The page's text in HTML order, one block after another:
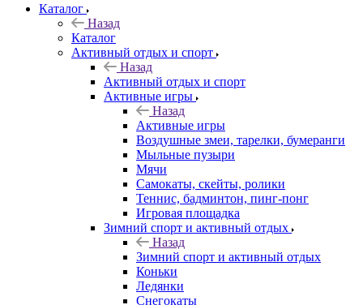
Каталог
Назад
Каталог
Активный отдых и спорт
Назад
Активный отдых и спорт
Активные игры
Назад
Активные игры
Воздушные змеи, тарелки, бумеранги
Мыльные пузыри
Мячи
Самокаты, скейты, ролики
Теннис, бадминтон, пинг-понг
Игровая площадка
Зимний спорт и активный отдых
Назад
Зимний спорт и активный отдых
Коньки
Ледянки
Снегокаты